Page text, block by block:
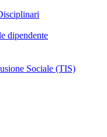
dipendente
Sociale (TIS)